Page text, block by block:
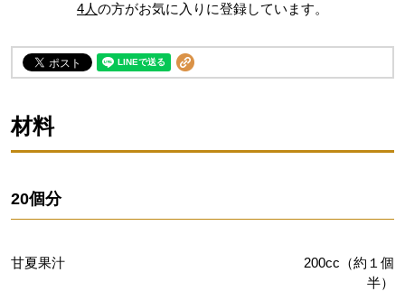
4人の方がお気に入りに登録しています。
材料
20個分
甘夏果汁
200cc（約１個
半）